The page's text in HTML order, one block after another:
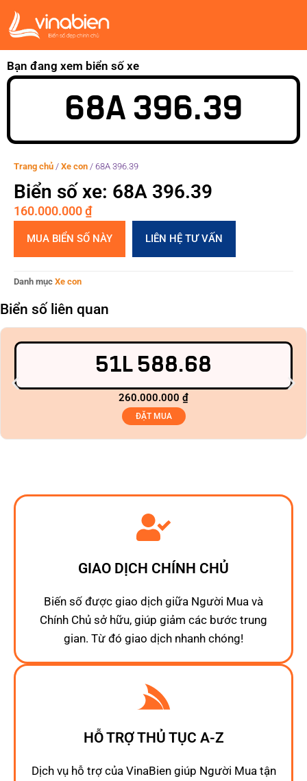
Bạn đang xem biển số xe
68A 396.39
Trang chủ / Xe con / 68A 396.39
Biển số xe: 68A 396.39
160.000.000₫
MUA BIỂN SỐ NÀY LIÊN HỆ TƯ VẤN
Danh mục Xe con
Biển số liên quan
51L 588.68
260.000.000 ₫
ĐẶT MUA
GIAO DỊCH CHÍNH CHỦ
Biến số được giao dịch giữa Người Mua và
Chính Chủ sở hữu, giúp giảm các bước trung
gian. Từ đó giao dịch nhanh chóng!
HỖ TRỢ THỦ TỤC A-Z
Dịch vụ hỗ trợ của VinaBien giúp Người Mua tận